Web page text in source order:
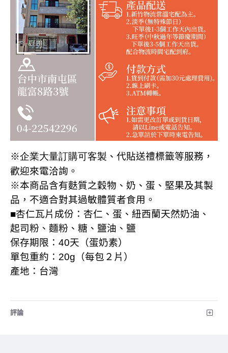
※企業大量訂購可客製 、代貼送禮標籤等服務，
歡迎來電洽詢 。
※本商品含有麩質之穀物、奶、蛋、堅果及其製
品，不適合對其過敏體質者食用。
■杏仁瓦片成份：杏仁、蛋、紐西蘭天然奶油、
起司粉 、 麵粉、糖、鹽油、鹽
保存期限： 40天（蛋奶素）
單包重約： 20g （每包２片）
產地：台灣
評論